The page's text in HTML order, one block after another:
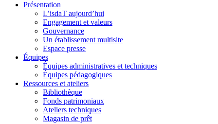
Présentation
L’isdaT aujourd’hui
Engagement et valeurs
Gouvernance
Un établissement multisite
Espace presse
Équipes
Équipes administratives et techniques
Équipes pédagogiques
Ressources et ateliers
Bibliothèque
Fonds patrimoniaux
Ateliers techniques
Magasin de prêt